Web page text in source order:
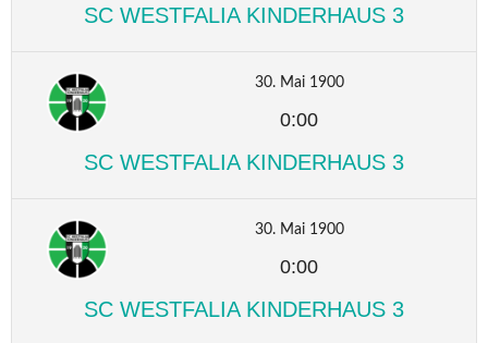
SC WESTFALIA KINDERHAUS 3
30. Mai 1900
0:00
SC WESTFALIA KINDERHAUS 3
30. Mai 1900
0:00
SC WESTFALIA KINDERHAUS 3